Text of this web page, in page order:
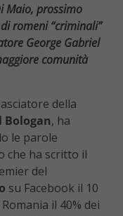
Maio, prossimo
romeni “criminali”
George Gabriel
comunità
della
Bologan, ha
le parole
che ha scritto il
del
su Facebook il 10
il 40% dei